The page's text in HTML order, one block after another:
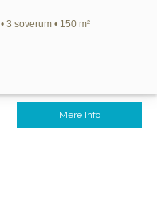
3 soverum • 150 m²
Mere Info